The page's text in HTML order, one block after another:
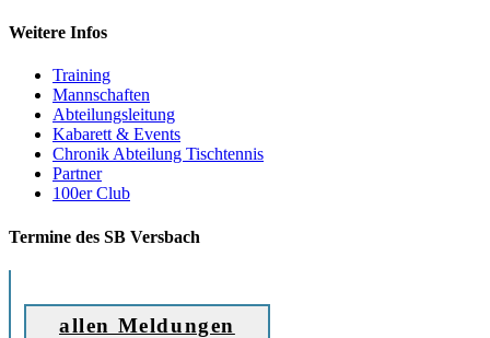
Weitere Infos
Training
Mannschaften
Abteilungsleitung
Kabarett & Events
Chronik Abteilung Tischtennis
Partner
100er Club
Termine des SB Versbach
allen Meldungen